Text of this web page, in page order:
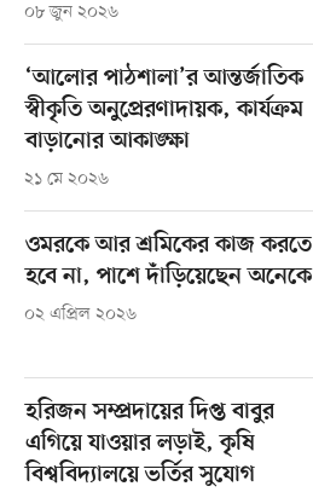
০৮ জুন ২০২৬
‘আলোর পাঠশালা’র আন্তর্জাতিক
স্বীকৃতি অনুপ্রেরণাদায়ক, কার্যক্রম
বাড়ানোর আকাঙ্ক্ষা
২১ মে ২০২৬
ওমরকে আর শ্রমিকের কাজ করতে
হবে না, পাশে দাঁড়িয়েছেন অনেকে
০২ এপ্রিল ২০২৬
হরিজন সম্প্রদায়ের দিপ্ত বাবুর
এগিয়ে যাওয়ার লড়াই, কৃষি
বিশ্ববিদ্যালয়ে ভর্তির সুযোগ